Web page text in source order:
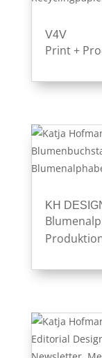
V4V
Print +
KH